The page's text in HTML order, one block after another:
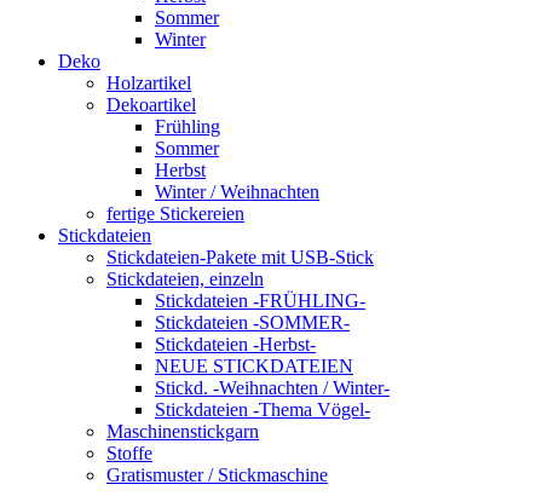
Sommer
Winter
Deko
Holzartikel
Dekoartikel
Frühling
Sommer
Herbst
Winter / Weihnachten
fertige Stickereien
Stickdateien
Stickdateien-Pakete mit USB-Stick
Stickdateien, einzeln
Stickdateien -FRÜHLING-
Stickdateien -SOMMER-
Stickdateien -Herbst-
NEUE STICKDATEIEN
Stickd. -Weihnachten / Winter-
Stickdateien -Thema Vögel-
Maschinenstickgarn
Stoffe
Gratismuster / Stickmaschine